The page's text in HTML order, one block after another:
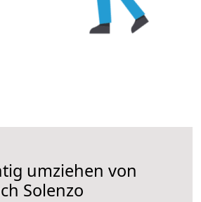
umziehen von
Solenzo